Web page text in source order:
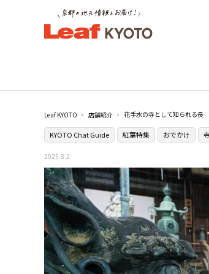
Leaf KYOTO 店舗紹介 花手水の寺として知られる長岡京の［楊谷寺］
KYOTO Chat Guide 紅葉特集 おでかけ
2025.8.2